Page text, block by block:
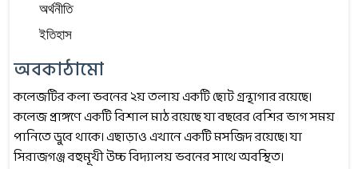
অর্থনীতি
ইতিহাস
অবকাঠামো
কলেজটির কলা ভবনের ২য় তলায় একটি ছোট গ্রন্থাগার রয়েছে।
কলেজ প্রাঙ্গণে একটি বিশাল মাঠ রয়েছে যা বছরের বেশির ভাগ সময়
পানিতে ডুবে থাকে। এছাড়াও এখানে একটি মসজিদ রয়েছে। যা
সিরাজগঞ্জ বহুমূখী উচ্চ বিদ্যালয় ভবনের সাথে অবস্থিত।